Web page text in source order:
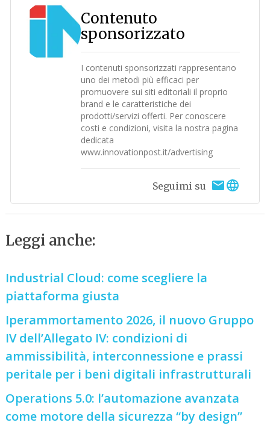
Contenuto
sponsorizzato
I contenuti sponsorizzati rappresentano
uno dei metodi più efficaci per
promuovere sui siti editoriali il proprio
brand e le caratteristiche dei
prodotti/servizi offerti. Per conoscere
costi e condizioni, visita la nostra pagina
dedicata
www.innovationpost.it/advertising
Seguimi su
Leggi anche:
Industrial Cloud: come scegliere la
piattaforma giusta
Iperammortamento 2026, il nuovo Gruppo
IV dell’Allegato IV: condizioni di
ammissibilità, interconnessione e prassi
peritale per i beni digitali infrastrutturali
Operations 5.0: l’automazione avanzata
come motore della sicurezza “by design”